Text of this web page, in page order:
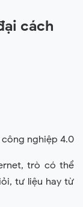
cách
nghiệp 4.0
trò có thể
tư liệu hay từ